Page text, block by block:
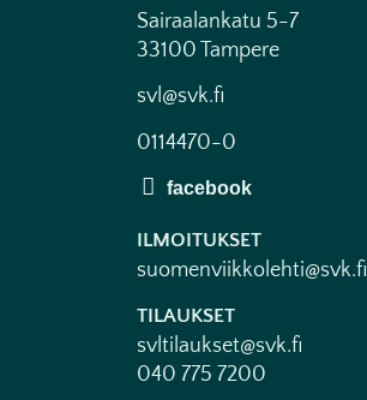
Sairaalankatu 5-7
33100 Tampere
svl@svk.fi
0114470-0
ILMOITUKSET
suomenviikkolehti@svk.fi
TILAUKSET
svltilaukset@svk.fi
040 775 7200